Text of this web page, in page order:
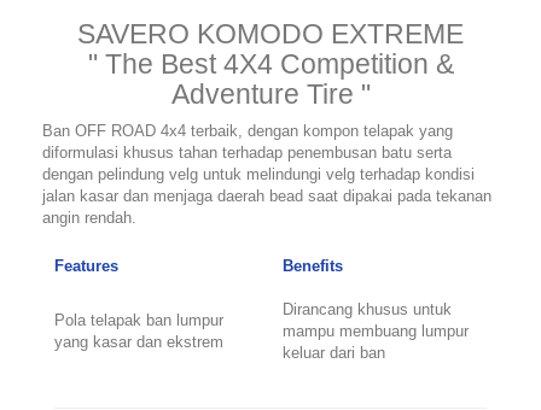
SAVERO KOMODO EXTREME
" The Best 4X4 Competition &
Adventure Tire "
Ban OFF ROAD 4x4 terbaik, dengan kompon telapak yang
diformulasi khusus tahan terhadap penembusan batu serta
dengan pelindung velg untuk melindungi velg terhadap kondisi
jalan kasar dan menjaga daerah bead saat dipakai pada tekanan
angin rendah.
Features Benefits
Pola telapak ban lumpur
yang kasar dan ekstrem
Dirancang khusus untuk
mampu membuang lumpur
keluar dari ban